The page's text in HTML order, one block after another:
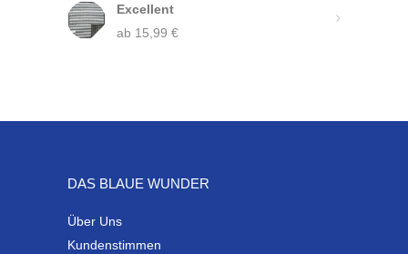
Excellent
ab 15,99 €
DAS BLAUE WUNDER
Über Uns
Kundenstimmen